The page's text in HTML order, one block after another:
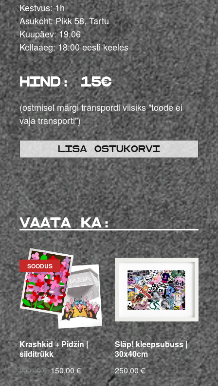
Kestvus: 1h
Asukoht: Pikk 58, Tartu
Kuupäev: 19.06
Kellaaeg: 18:00 eesti keeles
hind: 15€
(ostmisel märgi transpordi viisiks "toode ei
vaja transporti")
Lisa ostukorvi
VAATA KA:
SOODUS
Krashkid + Pidžin |
siiditrükk
200,00 € 150,00 €
Släp! kleepsubuss |
30x40cm
250,00 €